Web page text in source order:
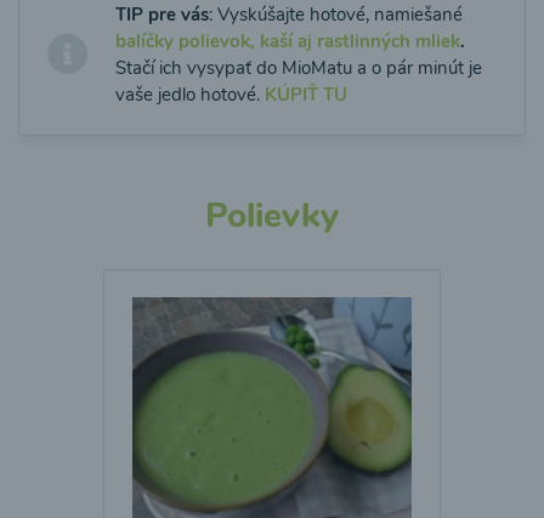
TIP pre vás: Vyskúšajte hotové, namiešané
balíčky polievok, kaší aj rastlinných mliek.
Stačí ich vysypať do MioMatu a o pár minút je
vaše jedlo hotové. KÚPIŤ TU
Polievky